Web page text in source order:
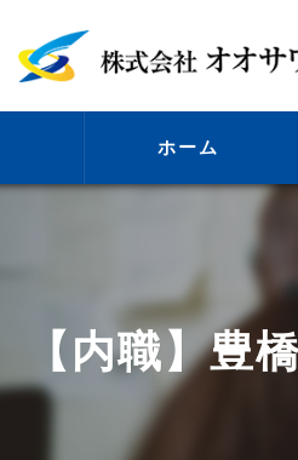
ホーム
【内職】